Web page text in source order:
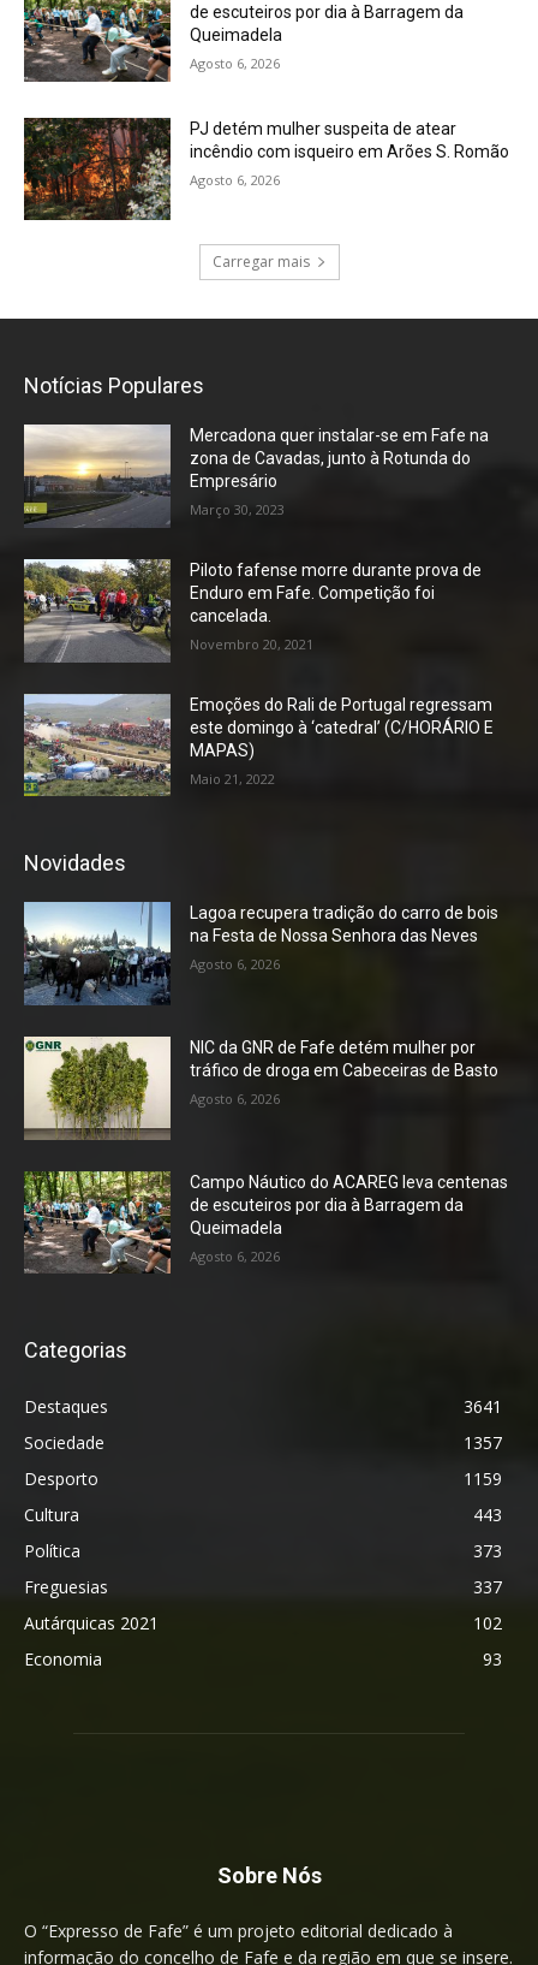
de escuteiros por dia à Barragem da
Queimadela
Agosto 6, 2026
PJ detém mulher suspeita de atear
incêndio com isqueiro em Arões S. Romão
Agosto 6, 2026
Carregar mais
Notícias Populares
Mercadona quer instalar-se em Fafe na
zona de Cavadas, junto à Rotunda do
Empresário
Março 30, 2023
Piloto fafense morre durante prova de
Enduro em Fafe. Competição foi
cancelada.
Novembro 20, 2021
Emoções do Rali de Portugal regressam
este domingo à ‘catedral’ (C/HORÁRIO E
MAPAS)
Maio 21, 2022
Novidades
Lagoa recupera tradição do carro de bois
na Festa de Nossa Senhora das Neves
Agosto 6, 2026
NIC da GNR de Fafe detém mulher por
tráfico de droga em Cabeceiras de Basto
Agosto 6, 2026
Campo Náutico do ACAREG leva centenas
de escuteiros por dia à Barragem da
Queimadela
Agosto 6, 2026
Categorias
Destaques
3641
Sociedade
1357
Desporto
1159
Cultura
443
Política
373
Freguesias
337
Autárquicas 2021
102
Economia
93
Sobre Nós
O “Expresso de Fafe” é um projeto editorial dedicado à
informação do concelho de Fafe e da região em que se insere.